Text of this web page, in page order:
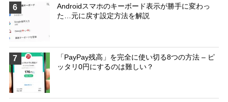
6
Androidスマホのキーボード表示が勝手に変わっ
た…元に戻す設定方法を解説
7
「PayPay残高」を完全に使い切る8つの方法 – ピ
ッタリ0円にするのは難しい？